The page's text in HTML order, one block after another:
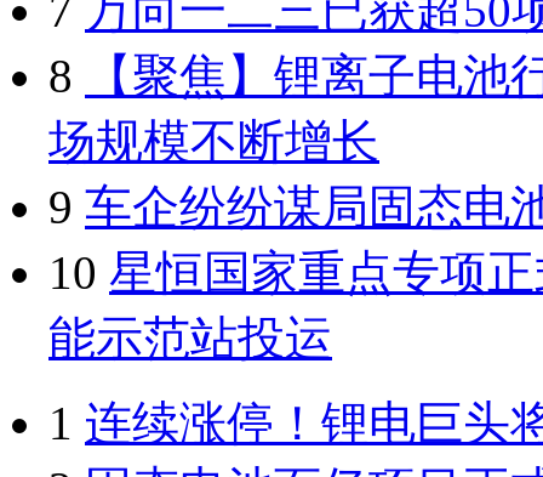
7 万向一二三已获超50
8
【聚焦】锂离子电
场规模不断增长
9 车企纷纷谋局固态电
10 星恒国家重点专项
能示范站投运
1 连续涨停！锂电巨头